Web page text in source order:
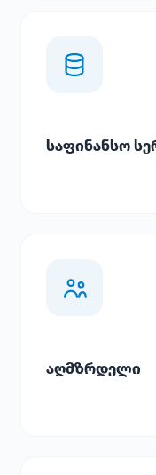
საფინანსო
აღმზრდელი